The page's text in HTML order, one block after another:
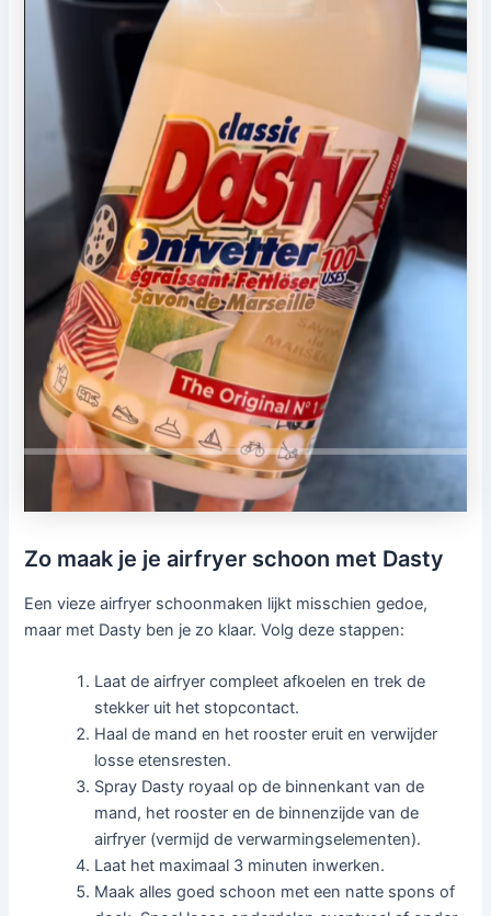
Zo maak je je airfryer schoon met Dasty
Een vieze airfryer schoonmaken lijkt misschien gedoe,
maar met Dasty ben je zo klaar. Volg deze stappen:
Laat de airfryer compleet afkoelen en trek de
stekker uit het stopcontact.
Haal de mand en het rooster eruit en verwijder
losse etensresten.
Spray Dasty royaal op de binnenkant van de
mand, het rooster en de binnenzijde van de
airfryer (vermijd de verwarmingselementen).
Laat het maximaal 3 minuten inwerken.
Maak alles goed schoon met een natte spons of